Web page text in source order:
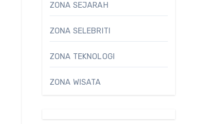
ZONA SEJARAH
ZONA SELEBRITI
ZONA TEKNOLOGI
ZONA WISATA